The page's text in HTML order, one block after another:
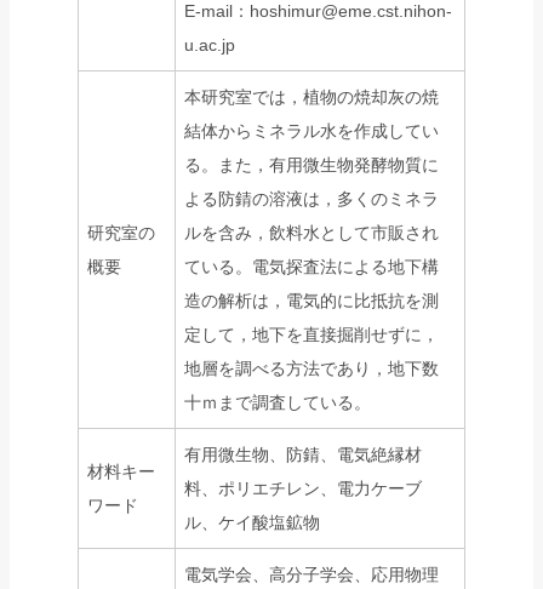
E-mail：hoshimur@eme.cst.nihon-
u.ac.jp
研究室の
概要
本研究室では，植物の焼却灰の焼
結体からミネラル水を作成してい
る。また，有用微生物発酵物質に
よる防錆の溶液は，多くのミネラ
ルを含み，飲料水として市販され
ている。電気探査法による地下構
造の解析は，電気的に比抵抗を測
定して，地下を直接掘削せずに，
地層を調べる方法であり，地下数
十ｍまで調査している。
材料キー
ワード
有用微生物、防錆、電気絶縁材
料、ポリエチレン、電力ケーブ
ル、ケイ酸塩鉱物
電気学会、高分子学会、応用物理